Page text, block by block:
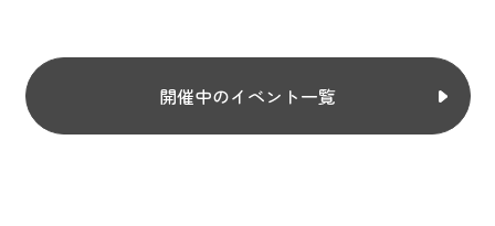
開催中のイベント一覧